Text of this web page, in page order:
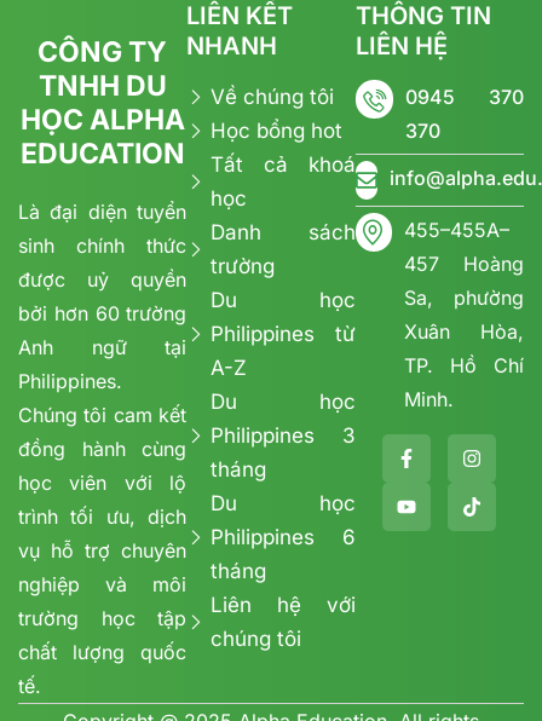
CÔNG TY
TNHH DU
HỌC ALPHA
EDUCATION
Là đại diện tuyển
sinh chính thức
được uỷ quyền
bởi hơn 60 trường
Anh ngữ tại
Philippines.
Chúng tôi cam kết
đồng hành cùng
học viên với lộ
trình tối ưu, dịch
vụ hỗ trợ chuyên
nghiệp và môi
trường học tập
chất lượng quốc
tế.
LIÊN KẾT
NHANH
Về chúng tôi
Học bổng hot
Tất cả khoá
học
Danh sách
trường
Du học
Philippines từ
A-Z
Du học
Philippines 3
tháng
Du học
Philippines 6
tháng
Liên hệ với
chúng tôi
THÔNG TIN
LIÊN HỆ
0945 370
370
455–455A–
457 Hoàng
Sa, phường
Xuân Hòa,
TP. Hồ Chí
Minh.